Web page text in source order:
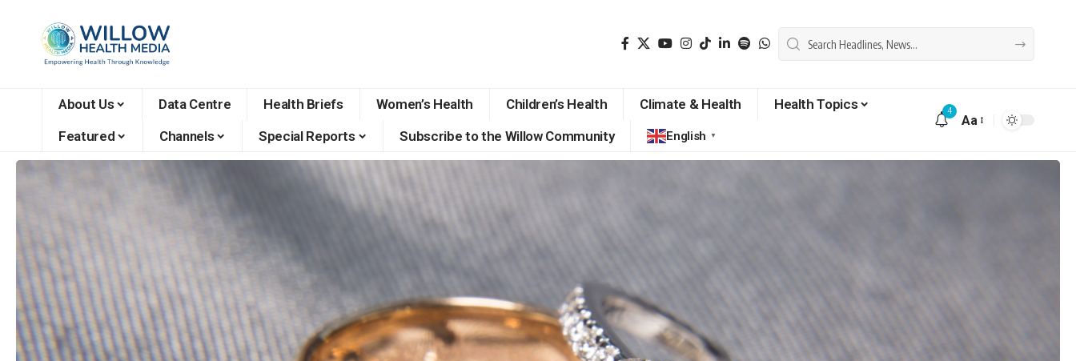
About Us Data Centre Health Briefs Women’s Health Children’s Health Climate & Health
Health Topics
Featured
Channels Special Reports Subscribe to the Willow Community English ▼
4
Aa